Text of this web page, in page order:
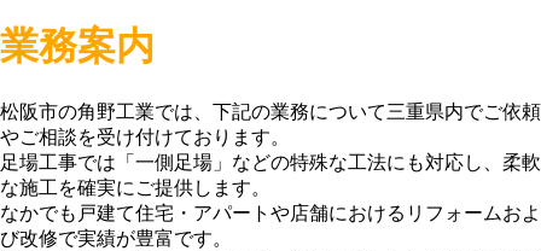
業務案内
松阪市の角野工業では、下記の業務について三重県内でご依頼
やご相談を受け付けております。
足場工事では「一側足場」などの特殊な工法にも対応し、柔軟
な施工を確実にご提供します。
なかでも戸建て住宅・アパートや店舗におけるリフォームおよ
び改修で実績が豊富です。